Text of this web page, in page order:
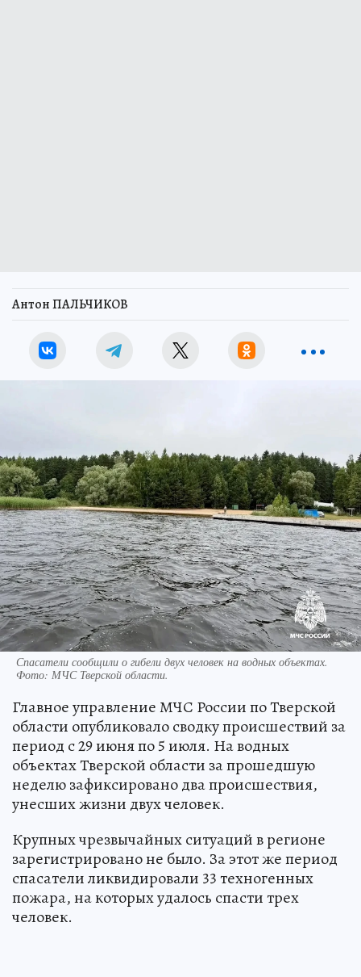
Антон ПАЛЬЧИКОВ
Спасатели сообщили о гибели двух человек на водных объектах.
Фото: МЧС Тверской области.
Главное управление МЧС России по Тверской
области опубликовало сводку происшествий за
период с 29 июня по 5 июля. На водных
объектах Тверской области за прошедшую
неделю зафиксировано два происшествия,
унесших жизни двух человек.
Крупных чрезвычайных ситуаций в регионе
зарегистрировано не было. За этот же период
спасатели ликвидировали 33 техногенных
пожара, на которых удалось спасти трех
человек.